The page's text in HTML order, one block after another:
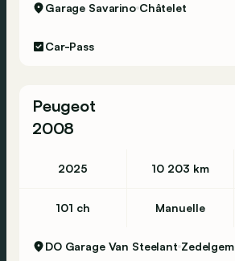
Garage Savarino Châtelet
Car-Pass
Peugeot
2008
2025 10 203 km
101 ch Manuelle
DO Garage Van Steelant Zedelgem